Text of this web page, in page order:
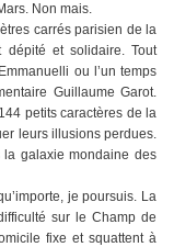
Non mais.
carrés parisien de la
dépité et solidaire. Tout
ou l’un temps
Guillaume Garot.
petits caractères de la
leurs illusions perdues.
galaxie mondaine des
je poursuis. La
sur le Champ de
fixe et squattent à